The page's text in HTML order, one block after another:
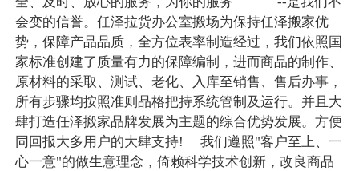
会变的信誉。任泽拉货办公室搬场为保持任泽搬家优
势，保障产品品质，全方位表率制造经过，我们依照国
家标准创建了质量有力的保障编制，进而商品的制作、
原材料的采取、测试、老化、入库至销售、售后办事，
所有步骤均按照准则品格把持系统管制及运行。并且大
肆打造任泽搬家品牌发展为主题的综合优势发展。方便
同回报大多用户的大肆支持! 我们遵照"客户至上、一
心一意"的做生意理念，倚赖科学技术创新，改良商品